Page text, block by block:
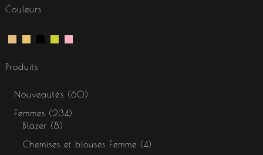
Couleurs
Produits
Nouveautés
60
Femmes
234
Blazer
8
Chemises et blouses Femme
4